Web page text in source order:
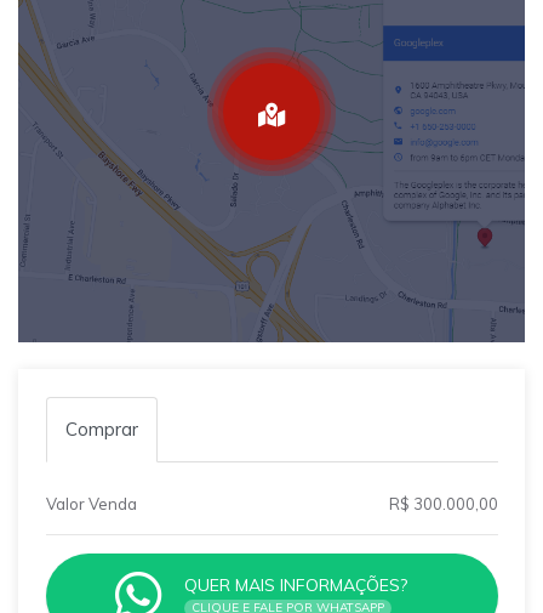
Comprar
Valor Venda R$ 300.000,00
QUER MAIS INFORMAÇÕES?
CLIQUE E FALE POR WHATSAPP